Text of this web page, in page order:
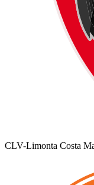
CLV-Limonta Costa